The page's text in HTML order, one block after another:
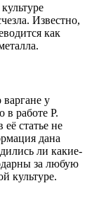
Известно,
как
у
в работе Р.
статье не
дана
ли какие-
за любую
культуре.